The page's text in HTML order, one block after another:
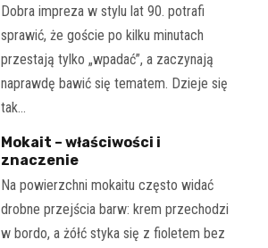
Dobra impreza w stylu lat 90. potrafi
sprawić, że goście po kilku minutach
przestają tylko „wpadać”, a zaczynają
naprawdę bawić się tematem. Dzieje się
tak…
Mokait – właściwości i
znaczenie
Na powierzchni mokaitu często widać
drobne przejścia barw: krem przechodzi
w bordo, a żółć styka się z fioletem bez